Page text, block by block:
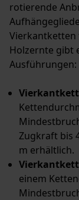
rotierende
Vierkantketten
Holzernte gibt
Ausführungen:
Zugkraft bis
m erhältlich.
einem